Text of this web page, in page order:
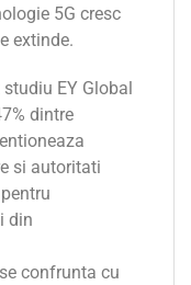
5G cresc
extinde.
EY Global
dintre
si autoritati
din
confrunta cu